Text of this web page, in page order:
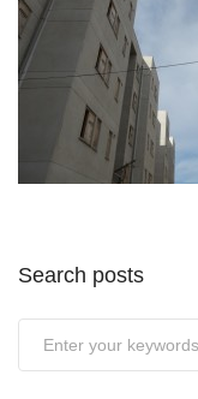
Search posts